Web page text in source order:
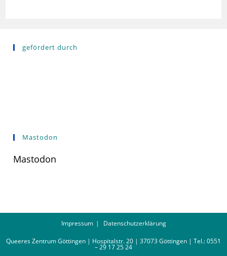
gefördert durch
Mastodon
Mastodon
Impressum Datenschutzerklärung
Queeres Zentrum Göttingen | Hospitalstr. 20 | 37073 Göttingen | Tel.: 0551
– 29 17 25 24